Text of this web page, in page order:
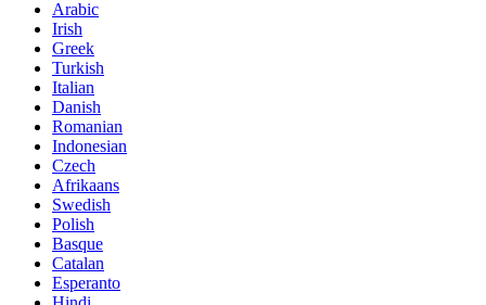
Arabic
Irish
Greek
Turkish
Italian
Danish
Romanian
Indonesian
Czech
Afrikaans
Swedish
Polish
Basque
Catalan
Esperanto